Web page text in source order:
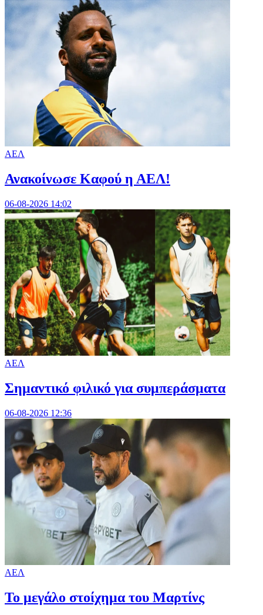
ΑΕΛ
Ανακοίνωσε Καφού η ΑΕΛ!
06-08-2026 14:02
ΑΕΛ
Σημαντικό φιλικό για συμπεράσματα
06-08-2026 12:36
ΑΕΛ
Το μεγάλο στοίχημα του Μαρτίνς